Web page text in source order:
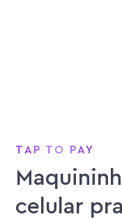
TAP TO PAY
celular